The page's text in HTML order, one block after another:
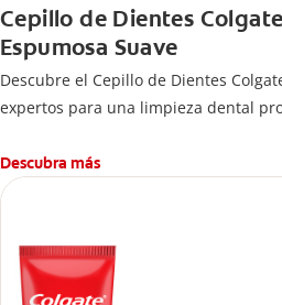
Cepillo de Dientes
Espumosa Suave
Descubre el Cepillo de Dientes
expertos para una limpieza dental
Descubra más